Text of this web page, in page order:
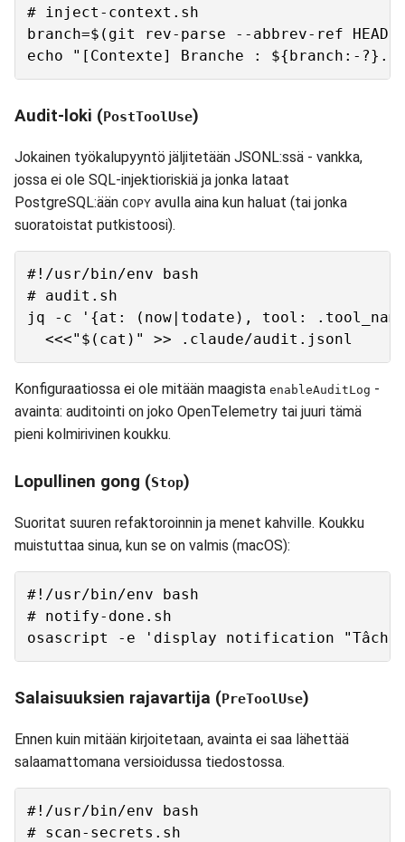
# inject-context.sh
branch=$(git rev-parse --abbrev-ref HEAD
Audit-loki (PostToolUse)
Jokainen työkalupyyntö jäljitetään JSONL:ssä - vankka,
jossa ei ole SQL-injektioriskiä ja jonka lataat
PostgreSQL:ään COPY avulla aina kun haluat (tai jonka
suoratoistat putkistoosi).
#!/usr/bin/env bash
# audit.sh
jq -c '{at: (now|todate), tool:
Konfiguraatiossa ei ole mitään maagista enableAuditLog -
avainta: auditointi on joko OpenTelemetry tai juuri tämä
pieni kolmirivinen koukku.
Lopullinen gong (Stop)
Suoritat suuren refaktoroinnin ja menet kahville. Koukku
muistuttaa sinua, kun se on valmis (macOS):
#!/usr/bin/env bash
# notify-done.sh
Salaisuuksien rajavartija (PreToolUse)
Ennen kuin mitään kirjoitetaan, avainta ei saa lähettää
salaamattomana versioidussa tiedostossa.
#!/usr/bin/env bash
# scan-secrets.sh